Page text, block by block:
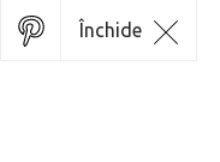
Închide